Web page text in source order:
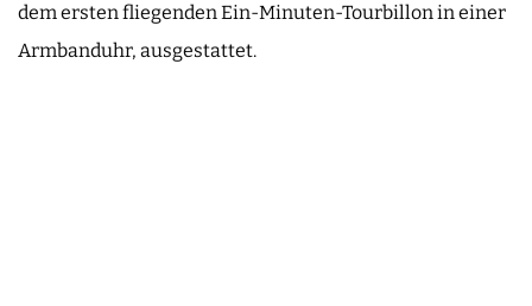
dem ersten fliegenden Ein-Minuten-Tourbillon in einer
Armbanduhr, ausgestattet.